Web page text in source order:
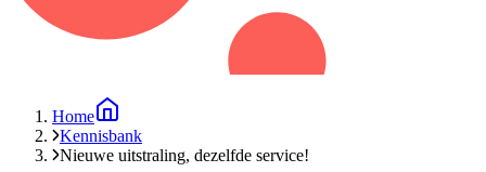
Home
Kennisbank
Nieuwe uitstraling, dezelfde service!